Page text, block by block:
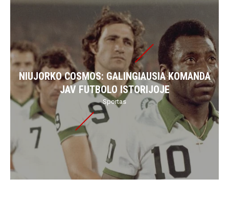
NIUJORKO COSMOS: GALINGIAUSIA KOMANDA
JAV FUTBOLO ISTORIJOJE
Sportas